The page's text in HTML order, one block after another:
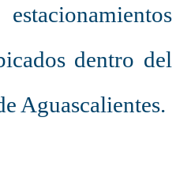
dentro del
Aguascalientes.